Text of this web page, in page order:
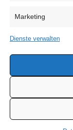
Marketing
Dienste verwalten